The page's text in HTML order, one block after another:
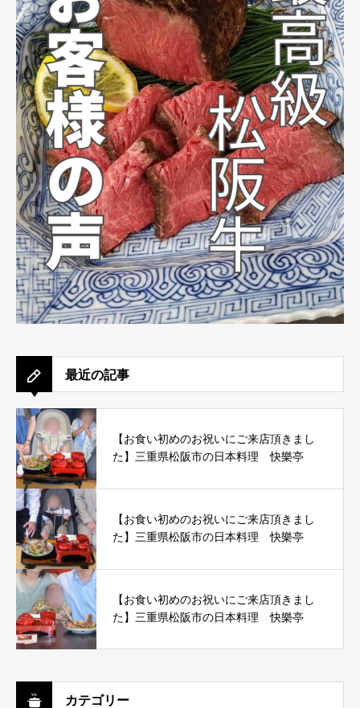
最近の記事
【お食い初めのお祝いにご来店頂きまし
た】三重県松阪市の日本料理 快樂亭
【お食い初めのお祝いにご来店頂きまし
た】三重県松阪市の日本料理 快樂亭
【お食い初めのお祝いにご来店頂きまし
た】三重県松阪市の日本料理 快樂亭
カテゴリー